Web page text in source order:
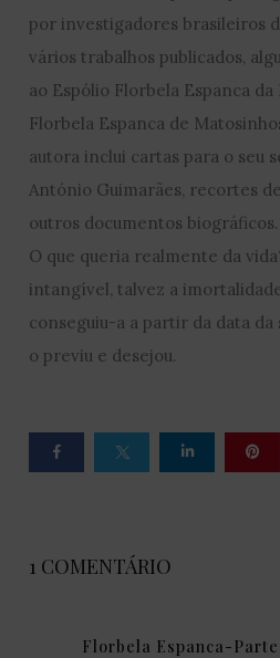
por investigadores brasileiros
vários trabalhos publicados,
ao Espólio Florbela Espanca
Florbela Espanca de
autora inclui cartas para o seu
António Guimarães, recortes
outros documentos biográficos.
O que queria realmente da
intangível, talvez a
conseguiu-a a partir da data
o previu e desejou.
1 COMENTÁRIO
Florbela Espanca-